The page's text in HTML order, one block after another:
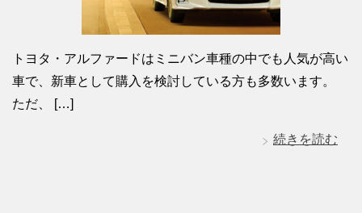
トヨタ・アルファードはミニバン車種の中でも人気が高い
車で、新車として購入を検討している方も多数います。
ただ、 […]
続きを読む